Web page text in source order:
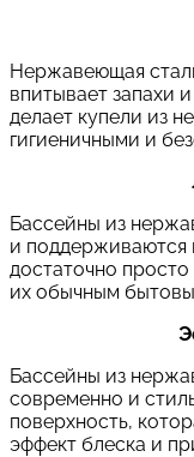
Нержавеющая
впитывает запахи
делает купели из
гигиеничными и
Бассейны из
и поддерживаются
достаточно
их обычным
Бассейны из
современно и
поверхность,
эффект блеска и